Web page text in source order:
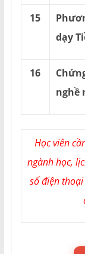
15
dạy
16
nghề
Học viên
ngành học,
số điện